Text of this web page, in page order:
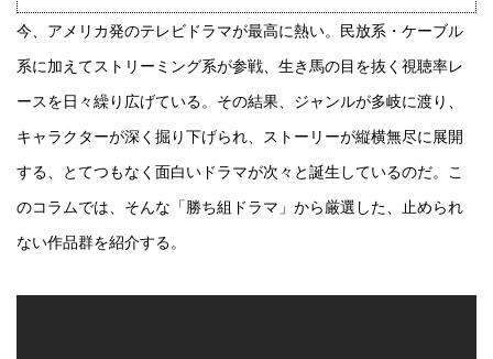
今、アメリカ発のテレビドラマが最高に熱い。民放系・ケーブル
系に加えてストリーミング系が参戦、生き馬の目を抜く視聴率レ
ースを日々繰り広げている。その結果、ジャンルが多岐に渡り、
キャラクターが深く掘り下げられ、ストーリーが縦横無尽に展開
する、とてつもなく面白いドラマが次々と誕生しているのだ。こ
のコラムでは、そんな「勝ち組ドラマ」から厳選した、止められ
ない作品群を紹介する。